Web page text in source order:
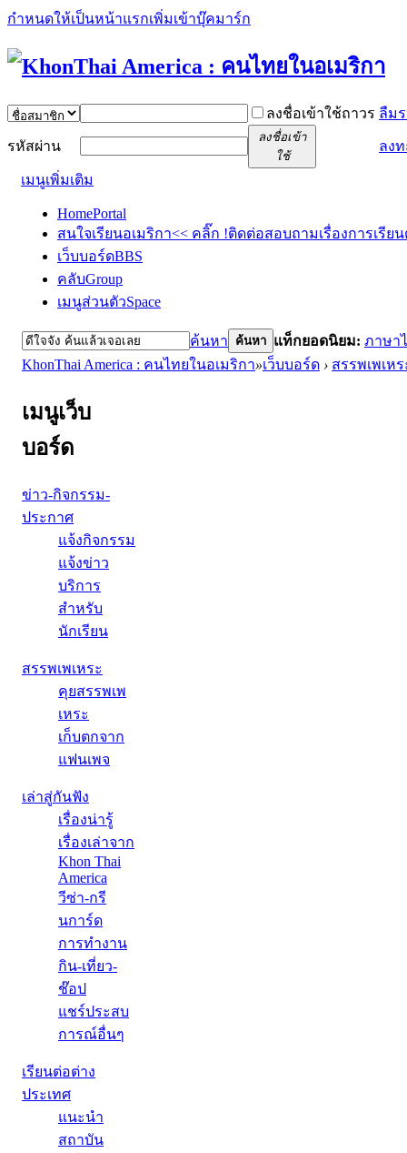
กำหนดให้เป็นหน้าแรกเพิ่มเข้าบุ๊คมาร์ก
ลงชื่อเข้าใช้ถาวร ลืม
รหัสผ่าน
ลงชื่อเข้า
ใช้
ลง
เมนูเพิ่มเติม
HomePortal
สนใจเรียนอเมริกา<< คลิ๊ก !ติดต่อสอบถามเรื่องการเรีย
เว็บบอร์ดBBS
คลับGroup
เมนูส่วนตัวSpace
ค้นหา ค้นหา แท็กยอดนิยม: ภาษา
KhonThai America : คนไทยในอเมริกา»เว็บบอร์ด › สรรพเพเหร
เมนูเว็บ
บอร์ด
ข่าว-กิจกรรม-
ประกาศ
แจ้งกิจกรรม
แจ้งข่าว
บริการ
สำหรับ
นักเรียน
สรรพเพเหระ
คุยสรรพเพ
เหระ
เก็บตกจาก
แฟนเพจ
เล่าสู่กันฟัง
เรื่องน่ารู้
เรื่องเล่าจาก
Khon Thai
America
วีซ่า-กรี
นการ์ด
การทำงาน
กิน-เที่ยว-
ช๊อป
แชร์ประสบ
การณ์อื่นๆ
เรียนต่อต่าง
ประเทศ
แนะนำ
สถาบัน